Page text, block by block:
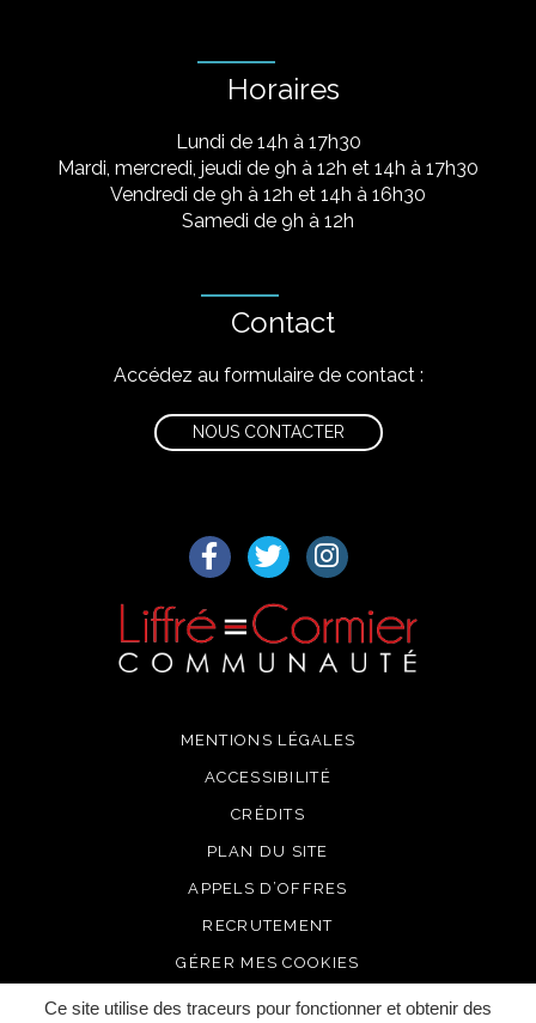
Ce site utilise des traceurs pour fonctionner et obtenir des
Horaires
Lundi de 14h à 17h30
Mardi, mercredi, jeudi de 9h à 12h et 14h à 17h30
Vendredi de 9h à 12h et 14h à 16h30
Samedi de 9h à 12h
Contact
Accédez au formulaire de contact :
NOUS CONTACTER
Lien vers le compte Facebook
Lien vers le compte Twitter
Lien vers le compte
MENTIONS LÉGALES
ACCESSIBILITÉ
CRÉDITS
PLAN DU SITE
APPELS D’OFFRES
RECRUTEMENT
GÉRER MES COOKIES